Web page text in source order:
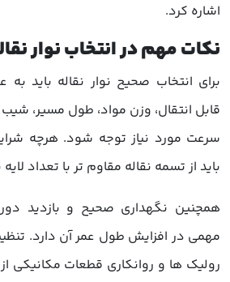
اشاره کرد.
نکات مهم در انتخاب نوار
برای انتخاب صحیح نوار نقاله باید به
قابل انتقال، وزن مواد، طول مسیر،
سرعت مورد نیاز توجه شود. هرچه
باید از تسمه نقاله مقاوم تر با تعداد
همچنین نگهداری صحیح و بازدید
مهمی در افزایش طول عمر آن دارد.
رولیک ها و روانکاری قطعات مکانیکی